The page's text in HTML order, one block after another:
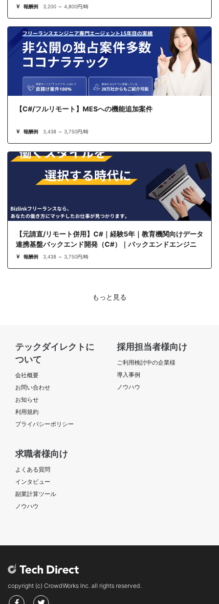
報酬例 3,200 ～ 4,800円/時
【C#/フルリモート】MESへの機能追加案件
報酬例 3,438 ～ 3,750円/時
【元請直/リモート併用】C#｜経験5年｜教育機関向けデータ
連携基盤バックエンド開発（C#）｜バックエンドエンジニア
報酬例 3,438 ～ 3,750円/時
もっと見る
テックダイレクトに
ついて
会社概要
お問い合わせ
お知らせ
利用規約
プライバシーポリシー
採用担当者様向け
ご利用検討中の企業様
導入事例
ノウハウ
求職者様向け
よくある質問
インタビュー
副業計算ツール
ノウハウ
copyright (c) CrowdWorks Inc. all rights reserved.